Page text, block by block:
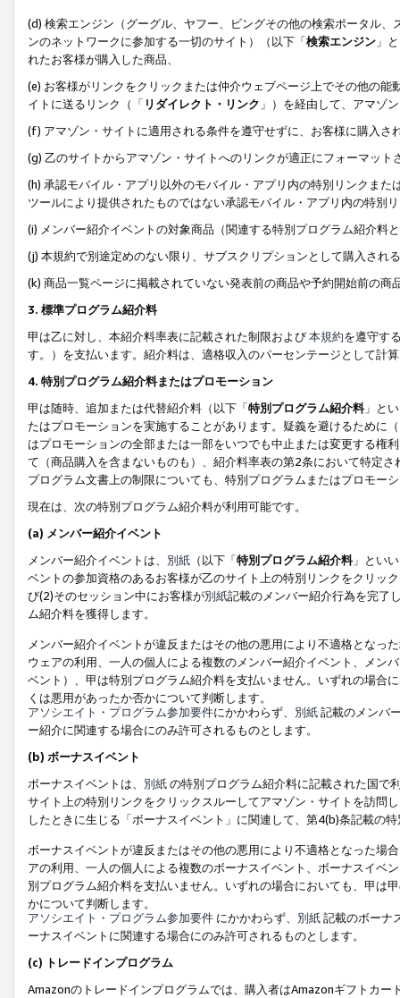
(d) 検索エンジン（グーグル、ヤフー、ビングその他の検索ポータル
ンのネットワークに参加する一切のサイト）（以下「検索エンジン 」
れたお客様が購入した商品、
(e) お客様がリンクをクリックまたは仲介ウェブページ上でその他の
イトに送るリンク（「 リダイレクト・リンク 」）を経由して、アマゾ
(f) アマゾン・サイトに適用される条件を遵守せずに、お客様に購入さ
(g) 乙のサイトからアマゾン・サイトへのリンクが適正にフォーマッ
(h) 承認モバイル・アプリ以外のモバイル・アプリ内の特別リンクま
ツールにより提供されたものではない承認モバイル・アプリ内の特別
(i) メンバー紹介イベントの対象商品（関連する特別プログラム紹介料
(j) 本規約で別途定めのない限り、サブスクリプションとして購入され
(k) 商品一覧ページに掲載されていない発表前の商品や予約開始前の商
3. 標準プログラム紹介料
甲は乙に対し、本紹介料率表に記載された制限および本規約を遵守す
す。）を支払います。紹介料は、適格収入のパーセンテージとして計
4. 特別プログラム紹介料またはプロモーション
甲は随時、追加または代替紹介料（以下「特別プログラム紹介料」と
たはプロモーションを実施することがあります。疑義を避けるために
はプロモーションの全部または一部をいつでも中止または変更する権
て（商品購入を含まないものも）、紹介料率表の第2条において特定
プログラム文書上の制限についても、特別プログラムまたはプロモー
現在は、次の特別プログラム紹介料が利用可能です。
(a) メンバー紹介イベント
メンバー紹介イベントは、 別紙 （以下「特別プログラム紹介料」とい
ベントの参加資格のあるお客様が乙のサイト上の特別リンクをクリッ
び(2)そのセッション中にお客様が別紙記載のメンバー紹介行為を完了
ム紹介料を獲得します。
メンバー紹介イベントが違反またはその他の悪用により不適格となっ
ウェアの利用、一人の個人による複数のメンバー紹介イベント、メン
ベント）、甲は特別プログラム紹介料を支払いません。いずれの場合
くは悪用があったか否かについて判断します。
アソシエイト・プログラム参加要件にかかわらず、 別紙記載のメンバ
ー紹介に関連する場合にのみ許可されるものとします。
(b) ボーナスイベント
ボーナスイベントは、 別紙の特別プログラム紹介料に記載された国で
サイト上の特別リンクをクリックスルーしてアマゾン・サイトを訪問
したときに生じる「ボーナスイベント」に関連して、第4(b)条記載の
ボーナスイベントが違反またはその他の悪用により不適格となった場
アの利用、一人の個人による複数のボーナスイベント、ボーナスイベ
別プログラム紹介料を支払いません。いずれの場合においても、甲は
かについて判断します。
アソシエイト・プログラム参加要件 にかかわらず、 別紙記載のボーナ
ーナスイベントに関連する場合にのみ許可されるものとします。
(c) トレードインプログラム
Amazonのトレードインプログラムでは、購入者はAmazonギフトカ